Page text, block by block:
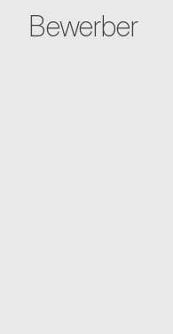
Bewerber